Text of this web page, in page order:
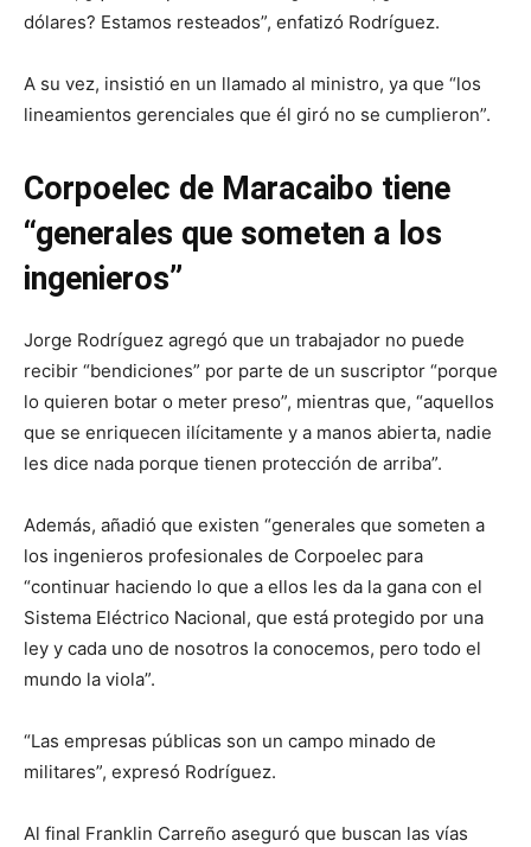
dólares? Estamos resteados”, enfatizó Rodríguez.
A su vez, insistió en un llamado al ministro, ya que “los
lineamientos gerenciales que él giró no se cumplieron”.
Corpoelec de Maracaibo tiene
“generales que someten a los
ingenieros”
Jorge Rodríguez agregó que un trabajador no puede
recibir “bendiciones” por parte de un suscriptor “porque
lo quieren botar o meter preso”, mientras que, “aquellos
que se enriquecen ilícitamente y a manos abierta, nadie
les dice nada porque tienen protección de arriba”.
Además, añadió que existen “generales que someten a
los ingenieros profesionales de Corpoelec para
“continuar haciendo lo que a ellos les da la gana con el
Sistema Eléctrico Nacional, que está protegido por una
ley y cada uno de nosotros la conocemos, pero todo el
mundo la viola”.
“Las empresas públicas son un campo minado de
militares”, expresó Rodríguez.
Al final Franklin Carreño aseguró que buscan las vías